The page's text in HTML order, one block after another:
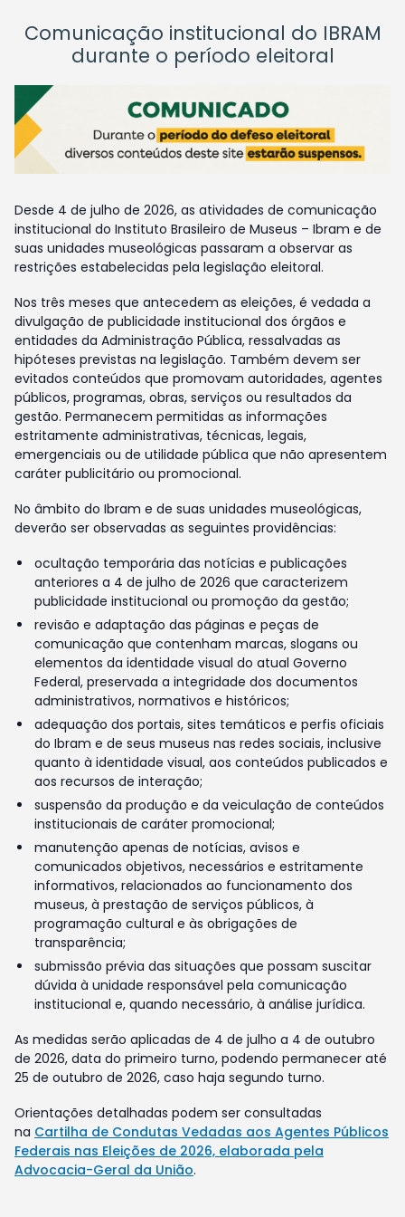
Comunicação institucional do IBRAM
durante o período eleitoral
Desde 4 de julho de 2026, as atividades de comunicação
institucional do Instituto Brasileiro de Museus – Ibram e de
suas unidades museológicas passaram a observar as
restrições estabelecidas pela legislação eleitoral.
Nos três meses que antecedem as eleições, é vedada a
divulgação de publicidade institucional dos órgãos e
entidades da Administração Pública, ressalvadas as
hipóteses previstas na legislação. Também devem ser
evitados conteúdos que promovam autoridades, agentes
públicos, programas, obras, serviços ou resultados da
gestão. Permanecem permitidas as informações
estritamente administrativas, técnicas, legais,
emergenciais ou de utilidade pública que não apresentem
caráter publicitário ou promocional.
No âmbito do Ibram e de suas unidades museológicas,
deverão ser observadas as seguintes providências:
ocultação temporária das notícias e publicações
anteriores a 4 de julho de 2026 que caracterizem
publicidade institucional ou promoção da gestão;
revisão e adaptação das páginas e peças de
comunicação que contenham marcas, slogans ou
elementos da identidade visual do atual Governo
Federal, preservada a integridade dos documentos
administrativos, normativos e históricos;
adequação dos portais, sites temáticos e perfis oficiais
do Ibram e de seus museus nas redes sociais, inclusive
quanto à identidade visual, aos conteúdos publicados e
aos recursos de interação;
suspensão da produção e da veiculação de conteúdos
institucionais de caráter promocional;
manutenção apenas de notícias, avisos e
comunicados objetivos, necessários e estritamente
informativos, relacionados ao funcionamento dos
museus, à prestação de serviços públicos, à
programação cultural e às obrigações de
transparência;
submissão prévia das situações que possam suscitar
dúvida à unidade responsável pela comunicação
institucional e, quando necessário, à análise jurídica.
As medidas serão aplicadas de 4 de julho a 4 de outubro
de 2026, data do primeiro turno, podendo permanecer até
25 de outubro de 2026, caso haja segundo turno.
Orientações detalhadas podem ser consultadas
na Cartilha de Condutas Vedadas aos Agentes Públicos
Federais nas Eleições de 2026, elaborada pela
Advocacia-Geral da União.